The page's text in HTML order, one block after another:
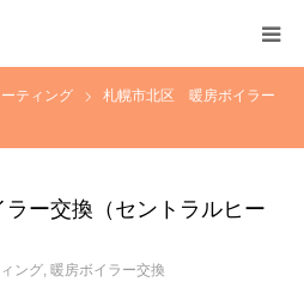
ティング
札幌市北区 暖房ボイラー
ー交換（セントラルヒー
ング, 暖房ボイラー交換